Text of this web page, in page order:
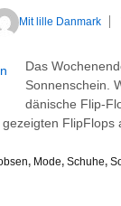
Mit lille Danmark
Das
Sonnenschein.
dänische Flip-
FlipFlops
, Mode, Schuhe,